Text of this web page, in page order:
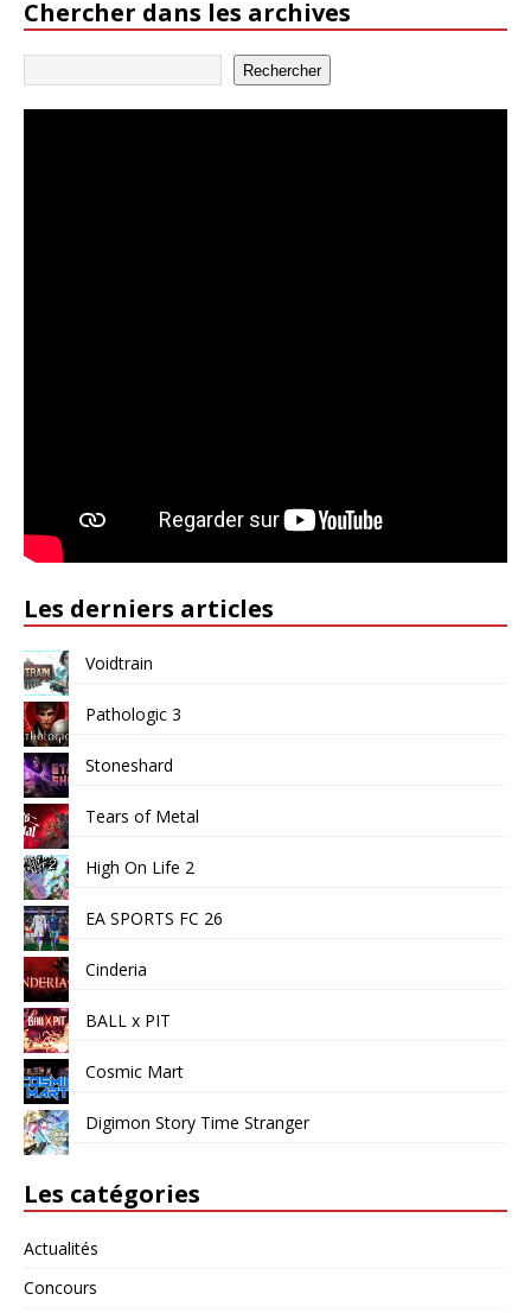
Chercher dans les archives
Rechercher
Les derniers articles
Voidtrain
Pathologic 3
Stoneshard
Tears of Metal
High On Life 2
EA SPORTS FC 26
Cinderia
BALL x PIT
Cosmic Mart
Digimon Story Time Stranger
Les catégories
Actualités
Concours